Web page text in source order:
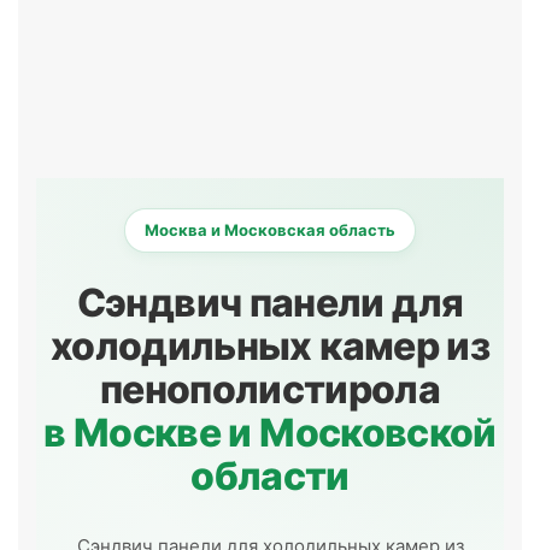
Москва и Московская область
Сэндвич панели для
холодильных камер из
пенополистирола
в Москве и Московской
области